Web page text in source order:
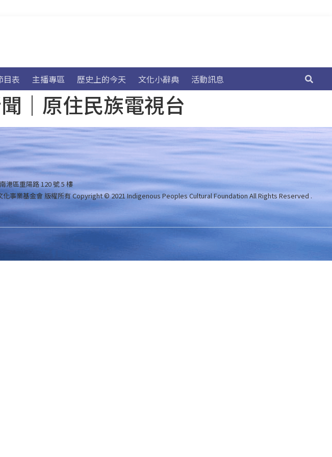
目表 主播專區 歷史上的今天 文化小辭典 活動訊息
｜原住民族電視台
港區重陽路 120 號 5 樓
化事業基金會 版權所有Copyright © 2021 Indigenous Peoples Cultural Foundation All Rights Reserved .